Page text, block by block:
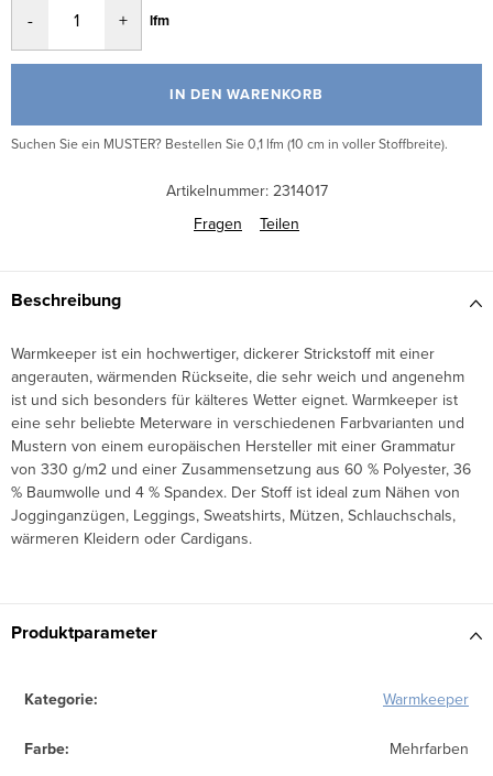
lfm
IN DEN WARENKORB
Suchen Sie ein MUSTER? Bestellen Sie 0,1 lfm (10 cm in voller Stoffbreite).
Artikelnummer: 2314017
Fragen
Teilen
Beschreibung
Warmkeeper ist ein hochwertiger, dickerer Strickstoff mit einer
angerauten, wärmenden Rückseite, die sehr weich und angenehm
ist und sich besonders für kälteres Wetter eignet. Warmkeeper ist
eine sehr beliebte Meterware in verschiedenen Farbvarianten und
Mustern von einem europäischen Hersteller mit einer Grammatur
von 330 g/m2 und einer Zusammensetzung aus 60 % Polyester, 36
% Baumwolle und 4 % Spandex. Der Stoff ist ideal zum Nähen von
Jogginganzügen, Leggings, Sweatshirts, Mützen, Schlauchschals,
wärmeren Kleidern oder Cardigans.
Produktparameter
Kategorie: Warmkeeper
Farbe: Mehrfarben